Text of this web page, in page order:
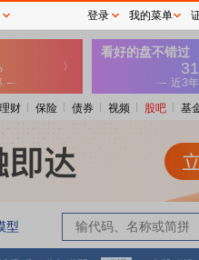
理财 保险 债券 视频 股吧 基
型
登录 我的菜单